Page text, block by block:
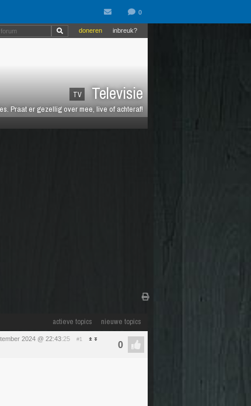
TV Televisie
Praat er gezellig over mee, live of achteraf!
inbreuk?
doneren
actieve topics nieuwe topics
2024 @ 22:43:25 #1